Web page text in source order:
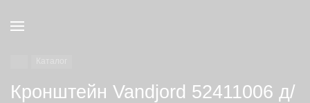
Кронштейн Vandjord 52411006 д/